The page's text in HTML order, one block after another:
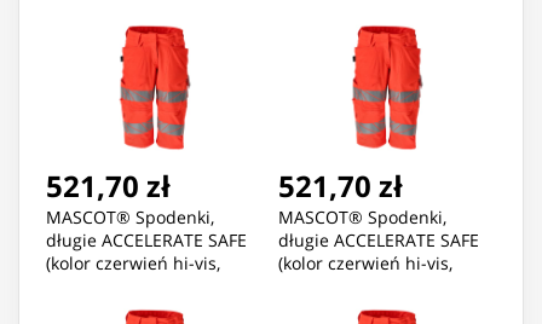
521,70 zł
MASCOT® Spodenki,
długie ACCELERATE SAFE
(kolor czerwień hi-vis,
521,70 zł
MASCOT® Spodenki,
długie ACCELERATE SAFE
(kolor czerwień hi-vis,